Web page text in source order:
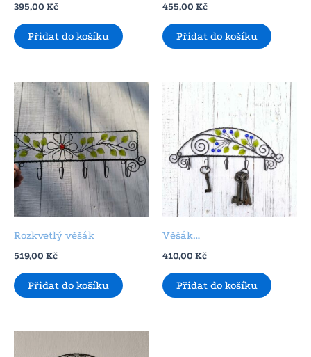
395,00 Kč
Přidat do košíku
455,00 Kč
Přidat do košíku
Rozkvetlý věšák
519,00 Kč
Přidat do košíku
Věšák…
410,00 Kč
Přidat do košíku